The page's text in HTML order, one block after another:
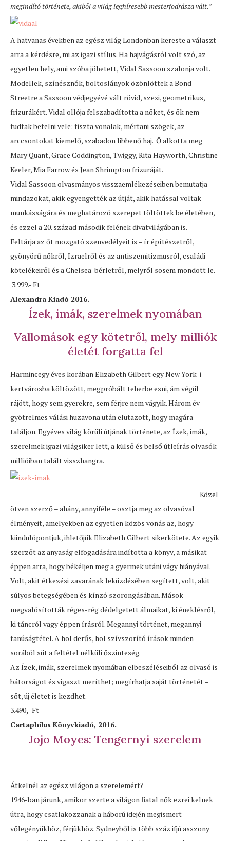
megindító története, akiből a világ leghíresebb mesterfodrásza vált.”
A hatvanas években az egész világ Londonban kereste a választ
arra a kérdésre, mi az igazi stílus. Ha hajvágásról volt szó, az
egyetlen hely, ami szóba jöhetett, Vidal Sassoon szalonja volt.
Modellek, színésznők, boltoslányok özönlöttek a Bond
Streetre a Sassoon védjegyévé vált rövid, szexi, geometrikus,
frizurákért. Vidal ollója felszabadította a nőket, és ők nem
tudtak betelni vele: tiszta vonalak, mértani szögek, az
arccsontokat kiemelő, szabadon libbenő haj. Ő alkotta meg
Mary Quant, Grace Coddington, Twiggy, Rita Hayworth, Christine
Keeler, Mia Farrow és Jean Shrimpton frizuráját.
Vidal Sassoon olvasmányos visszaemlékezéseiben bemutatja
mindazokat, akik egyengették az útját, akik hatással voltak
munkásságára és meghatározó szerepet töltöttek be életében,
és ezzel a 20. század második felének divatvilágában is.
Feltárja az őt mozgató szenvedélyeit is – ír építészetről,
gyönyörű nőkről, Izraelről és az antiszemitizmusról, családi
kötelékeiről és a Chelsea-bérletről, melyről sosem mondott le.
3.999.- Ft
Alexandra Kiadó 2016.
Ízek, imák, szerelmek nyomában
Vallomások egy kötetről, mely milliók
életét forgatta fel
Harmincegy éves korában Elizabeth Gilbert egy New York-i
kertvárosba költözött, megpróbált teherbe esni, ám végül
rájött, hogy sem gyerekre, sem férjre nem vágyik. Három év
gyötrelmes válási huzavona után elutazott, hogy magára
találjon. Egyéves világ körüli útjának története, az Ízek, imák,
szerelmek igazi világsiker lett, a külső és belső útleírás olvasók
millióiban talált visszhangra.
Közel
ötven szerző – ahány, annyiféle – osztja meg az olvasóval
élményeit, amelyekben az egyetlen közös vonás az, hogy
kiindulópontjuk, ihletőjük Elizabeth Gilbert sikerkötete. Az egyik
szerzőt az anyaság elfogadására indította a könyv, a másikat
éppen arra, hogy békéljen meg a gyermek utáni vágy hiányával.
Volt, akit étkezési zavarának leküzdésében segített, volt, akit
súlyos betegségében és kínzó szorongásában. Mások
megvalósították réges-rég dédelgetett álmaikat, ki éneklésről,
ki táncról vagy éppen írásról. Megannyi történet, megannyi
tanúságtétel. A hol derűs, hol szívszorító írások minden
sorából süt a feltétel nélküli őszinteség.
Az Ízek, imák, szerelmek nyomában elbeszéléseiből az olvasó is
bátorságot és vigaszt meríthet; megírhatja saját történetét –
sőt, új életet is kezdhet.
3.490,- Ft
Cartaphilus Könyvkiadó, 2016.
Jojo Moyes: Tengernyi szerelem
Átkelnél az egész világon a szerelemért?
1946-ban járunk, amikor szerte a világon fiatal nők ezrei kelnek
útra, hogy csatlakozzanak a háború idején megismert
vőlegényükhöz, férjükhöz. Sydneyből is több száz ifjú asszony